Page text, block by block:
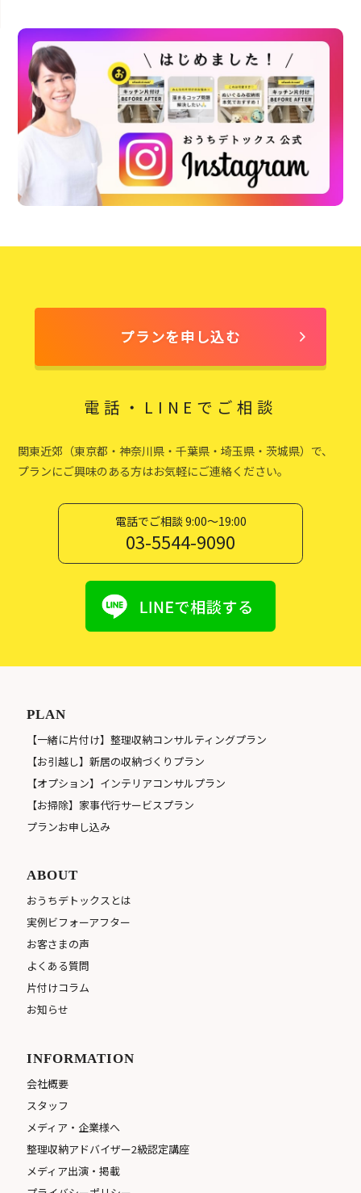
プランを申し込む
電話・LINEでご相談
関東近郊（東京都・神奈川県・千葉県・埼玉県・茨城県）で、
プランにご興味のある方はお気軽にご連絡ください。
電話でご相談 9:00〜19:00
03-5544-9090
PLAN
【一緒に片付け】整理収納コンサルティングプラン
【お引越し】新居の収納づくりプラン
【オプション】インテリアコンサルプラン
【お掃除】家事代行サービスプラン
プランお申し込み
ABOUT
おうちデトックスとは
実例ビフォーアフター
お客さまの声
よくある質問
片付けコラム
お知らせ
INFORMATION
会社概要
スタッフ
メディア・企業様へ
整理収納アドバイザー2級認定講座
メディア出演・掲載